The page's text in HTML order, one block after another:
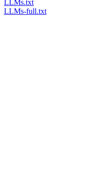
LLMs.txt
LLMs-full.txt